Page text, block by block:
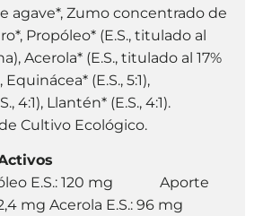
agave*, Zumo concentrado de
Propóleo* (E.S., titulado al
Acerola* (E.S., titulado al 17%
(E.S., 5:1),
4:1), Llantén* (E.S., 4:1).
Cultivo Ecológico.
E.S.: 120 mg Aporte
2,4 mg Acerola E.S.: 96 mg